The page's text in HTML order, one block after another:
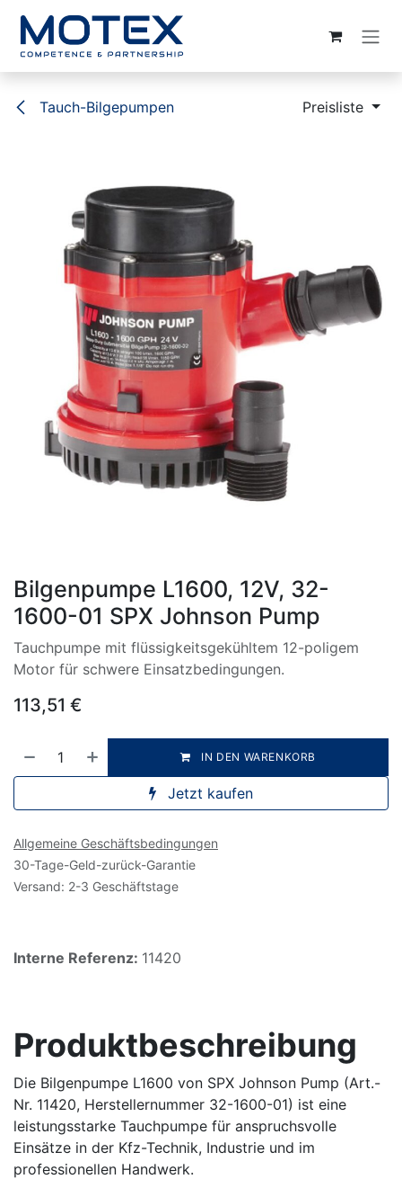
Tauch-Bilgepumpen Preisliste
Bilgenpumpe L1600, 12V, 32-
1600-01 SPX Johnson Pump
Tauchpumpe mit flüssigkeitsgekühltem 12-poligem
Motor für schwere Einsatzbedingungen.
113,51 €
IN DEN WARENKORB
Jetzt kaufen
Allgemeine Geschäftsbedingungen
30-Tage-Geld-zurück-Garantie
Versand: 2-3 Geschäftstage
Interne Referenz: 11420
Produktbeschreibung
Die Bilgenpumpe L1600 von SPX Johnson Pump (Art.-
Nr. 11420, Herstellernummer 32-1600-01) ist eine
leistungsstarke Tauchpumpe für anspruchsvolle
Einsätze in der Kfz-Technik, Industrie und im
professionellen Handwerk.